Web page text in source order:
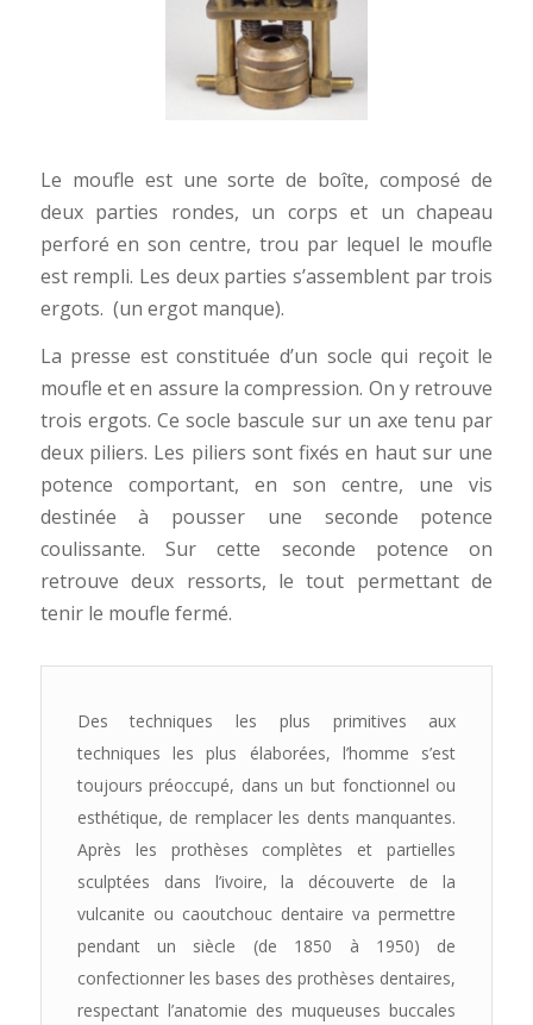
Le moufle est une sorte de boîte, composé de
deux parties rondes, un corps et un chapeau
perforé en son centre, trou par lequel le moufle
est rempli. Les deux parties s’assemblent par trois
ergots. (un ergot manque).
La presse est constituée d’un socle qui reçoit le
moufle et en assure la compression. On y retrouve
trois ergots. Ce socle bascule sur un axe tenu par
deux piliers. Les piliers sont fixés en haut sur une
potence comportant, en son centre, une vis
destinée à pousser une seconde potence
coulissante. Sur cette seconde potence on
retrouve deux ressorts, le tout permettant de
tenir le moufle fermé.
Des techniques les plus primitives aux
techniques les plus élaborées, l’homme s’est
toujours préoccupé, dans un but fonctionnel ou
esthétique, de remplacer les dents manquantes.
Après les prothèses complètes et partielles
sculptées dans l’ivoire, la découverte de la
vulcanite ou caoutchouc dentaire va permettre
pendant un siècle (de 1850 à 1950) de
confectionner les bases des prothèses dentaires,
respectant l’anatomie des muqueuses buccales